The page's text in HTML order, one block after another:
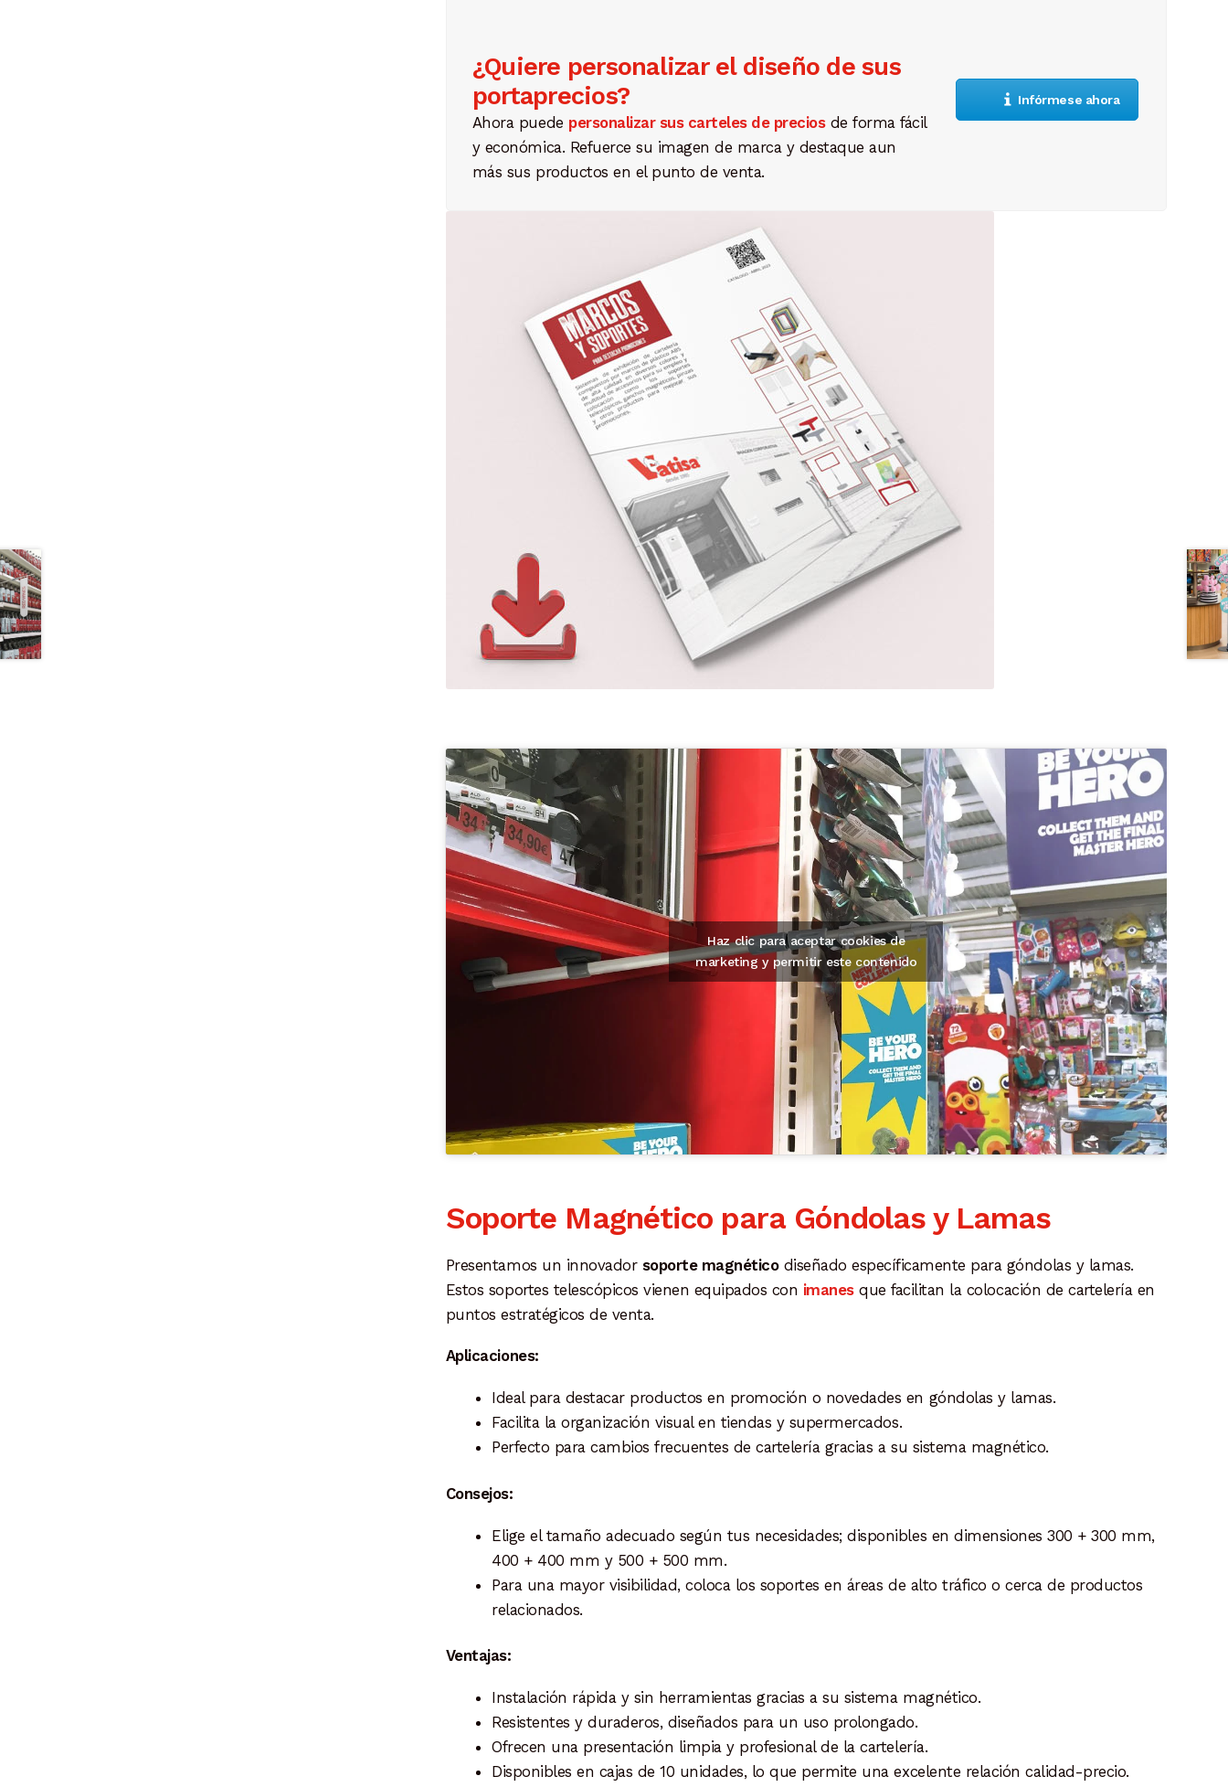
¿Quiere personalizar el diseño de sus
portaprecios?
Ahora puede personalizar sus carteles de preciosde forma fácil
y económica. Refuerce su imagen de marca y destaque aun
más sus productos en el punto de venta.
Infórmese ahora
Haz clic para aceptar cookies de
marketing y permitir este contenido
Soporte Magnético para Góndolas y Lamas
Presentamos un innovador soporte magnéticodiseñado específicamente para góndolas y lamas.
Estos soportes telescópicos vienen equipados con imanesque facilitan la colocación de cartelería en
puntos estratégicos de venta.
Aplicaciones:
Ideal para destacar productos en promoción o novedades en góndolas y lamas.
Facilita la organización visual en tiendas y supermercados.
Perfecto para cambios frecuentes de cartelería gracias a su sistema magnético.
Consejos:
Elige el tamaño adecuado según tus necesidades; disponibles en dimensiones 300 + 300 mm,
400 + 400 mm y 500 + 500 mm.
Para una mayor visibilidad, coloca los soportes en áreas de alto tráfico o cerca de productos
relacionados.
Ventajas:
Instalación rápida y sin herramientas gracias a su sistema magnético.
Resistentes y duraderos, diseñados para un uso prolongado.
Ofrecen una presentación limpia y profesional de la cartelería.
Disponibles en cajas de 10 unidades, lo que permite una excelente relación calidad-precio.